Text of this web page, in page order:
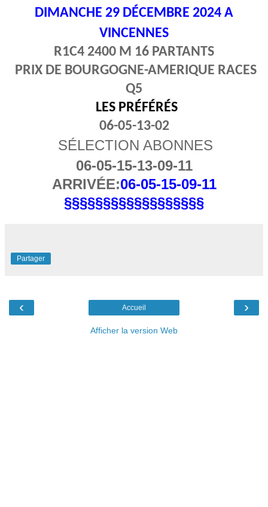
DIMANCHE 29 DÉCEMBRE 2024 A
VINCENNES
R1C4 2400 M 16 PARTANTS
PRIX DE BOURGOGNE-AMERIQUE RACES
Q5
LES PRÉFÉRÉS
06-05-13-02
SÉLECTION ABONNES
06-05-15-13-09-11
ARRIVÉE:06-05-15-09-11
§§§§§§§§§§§§§§§§§§
Partager
‹ ›
Accueil
Afficher la version Web